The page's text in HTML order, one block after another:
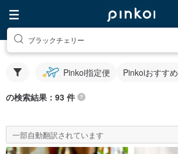
ブラックチェリー
Pinkoi指定便 Pinkoiおすすめ
の検索結果：93 件
一部自動翻訳されています